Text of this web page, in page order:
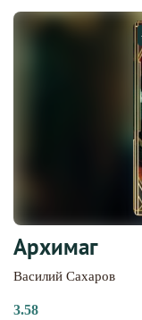
Архимаг
Василий Сахаров
3.58